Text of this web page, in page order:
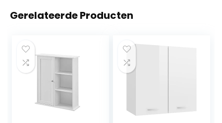
Gerelateerde Producten